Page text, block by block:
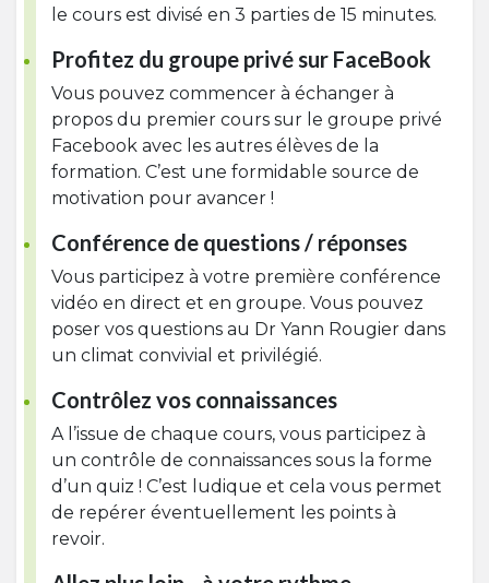
le cours est divisé en 3 parties de 15 minutes.
Profitez du groupe privé sur FaceBook
Vous pouvez commencer à échanger à
propos du premier cours sur le groupe privé
Facebook avec les autres élèves de la
formation. C’est une formidable source de
motivation pour avancer !
Conférence de questions / réponses
Vous participez à votre première conférence
vidéo en direct et en groupe. Vous pouvez
poser vos questions au Dr Yann Rougier dans
un climat convivial et privilégié.
Contrôlez vos connaissances
A l’issue de chaque cours, vous participez à
un contrôle de connaissances sous la forme
d’un quiz ! C’est ludique et cela vous permet
de repérer éventuellement les points à
revoir.